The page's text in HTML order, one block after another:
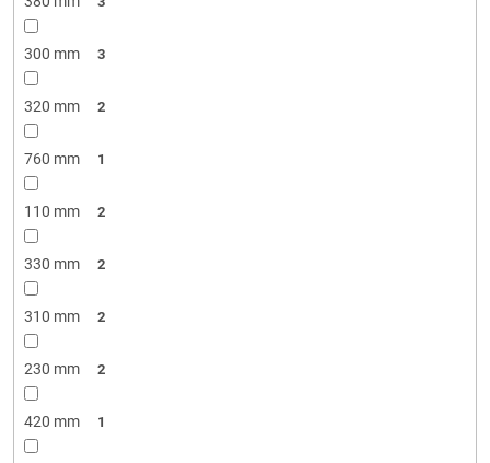
300 mm 3
320 mm 2
760 mm 1
110 mm 2
330 mm 2
310 mm 2
230 mm 2
420 mm 1